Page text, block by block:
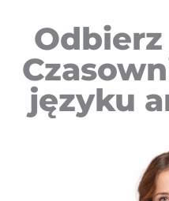
języku